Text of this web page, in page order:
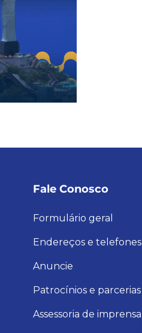
Fale Conosco
Formulário geral
Endereços e telefones
Anuncie
Patrocínios e parcerias
Assessoria de imprensa